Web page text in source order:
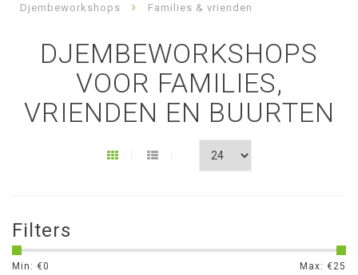
Djembeworkshops
Families & vrienden
DJEMBEWORKSHOPS
VOOR FAMILIES,
VRIENDEN EN BUURTEN
Filters
Min: €0 Max: €25